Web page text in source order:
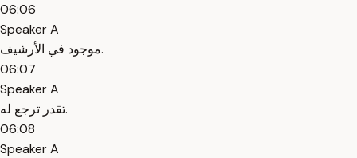
06:06
Speaker A
موجود في الأرشيف.
06:07
Speaker A
تقدر ترجع له.
06:08
Speaker A